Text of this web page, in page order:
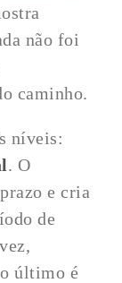
não foi
caminho.
níveis:
. O
e cria
de
último é